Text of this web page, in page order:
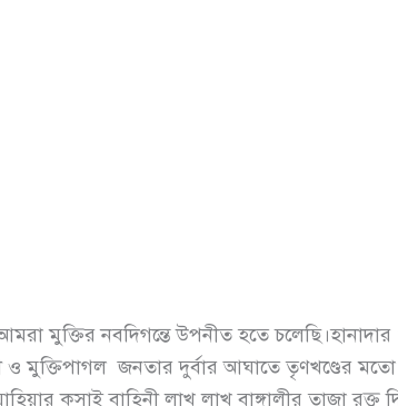
মুক্তির নবদিগন্তে উপনীত হতে
ও মুক্তিপাগল জনতার দুর্বার আঘাতে তৃণখণ্ডের মতো
কসাই বাহিনী লাখ লাখ বাঙ্গালীর তাজা